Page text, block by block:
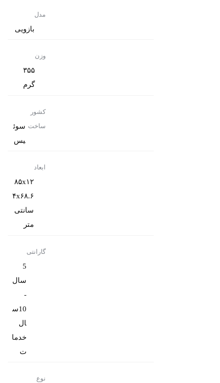
مدل
بازویی
وزن
۳۵۵
گرم
کشور
ساخت سوئ
یس
ابعاد
۸۵x۱۲
۴x۶۸.۶
سانتی‌
متر
گارانتی
5
سال
-
10س
ال
خدما
ت
نوع